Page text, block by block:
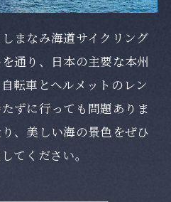
まなみ海道サイクリング
通り、日本の主要な本州
転車とヘルメットのレン
ずに行っても問題ありま
、美しい海の景色をぜひ
てください。